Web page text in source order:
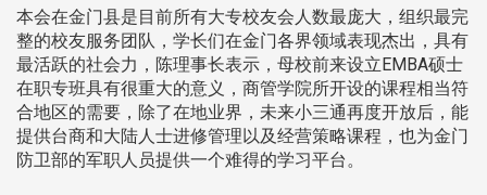
本会在金门县是目前所有大专校友会人数最庞大，组织最完
整的校友服务团队，学长们在金门各界领域表现杰出，具有
最活跃的社会力，陈理事长表示，母校前来设立EMBA硕士
在职专班具有很重大的意义，商管学院所开设的课程相当符
合地区的需要，除了在地业界，未来小三通再度开放后，能
提供台商和大陆人士进修管理以及经营策略课程，也为金门
防卫部的军职人员提供一个难得的学习平台。